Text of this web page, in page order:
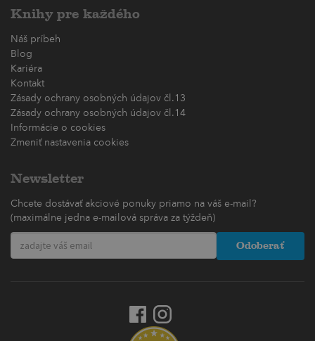
Knihy pre každého
Náš príbeh
Blog
Kariéra
Kontakt
Zásady ochrany osobných údajov čl.13
Zásady ochrany osobných údajov čl.14
Informácie o cookies
Zmeniť nastavenia cookies
Newsletter
Chcete dostávať akciové ponuky priamo na váš e-mail?
(maximálne jedna e-mailová správa za týždeň)
Odoberať